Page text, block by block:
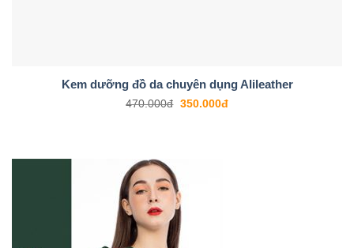
Kem dưỡng đồ da chuyên dụng Alileather
470.000đ 350.000đ